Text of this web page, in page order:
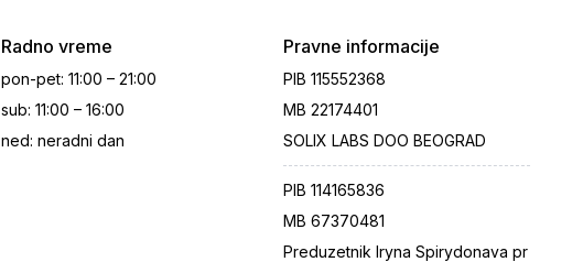
Radno vreme
pon-pet: 11:00 – 21:00
sub: 11:00 – 16:00
ned: neradni dan
Pravne informacije
PIB 115552368
MB 22174401
SOLIX LABS DOO BEOGRAD
PIB 114165836
MB 67370481
Preduzetnik Iryna Spirydonava pr